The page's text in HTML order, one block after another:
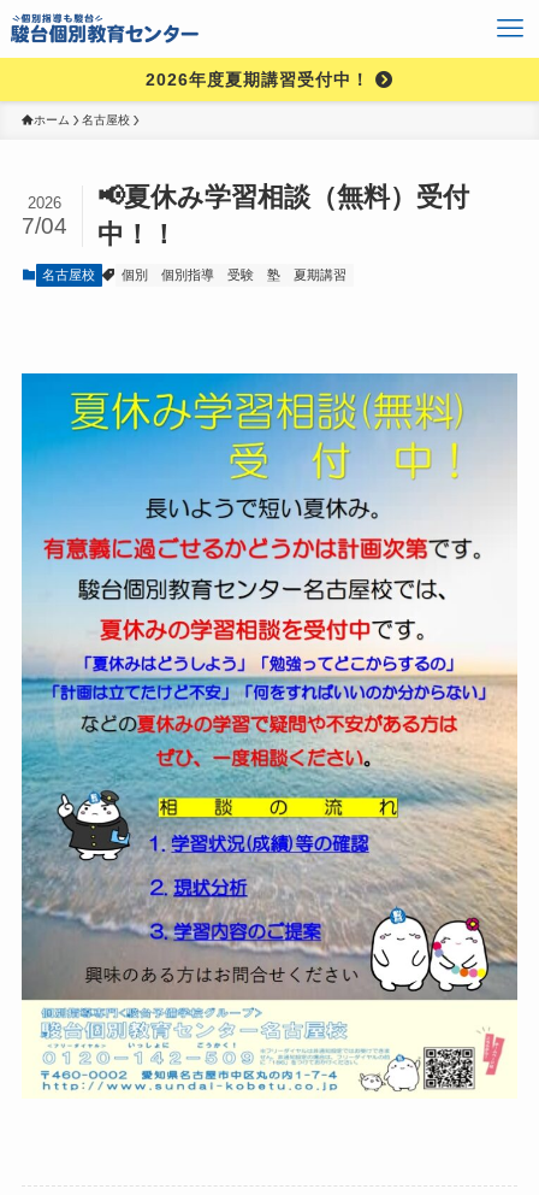
2026年度夏期講習受付中！
ホーム 名古屋校
📢夏休み学習相談（無料）受付
中！！
2026
7/04
名古屋校 個別 個別指導 受験 塾 夏期講習